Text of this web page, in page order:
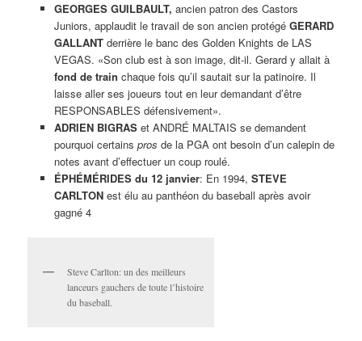
GEORGES GUILBAULT, ancien patron des Castors
Juniors, applaudit le travail de son ancien protégé GERARD
GALLANTderrière le banc des Golden Knights de LAS
VEGAS. «Son club est à son image, dit-il. Gerard y allait à
fond de train chaque fois qu’il sautait sur la patinoire. Il
laisse aller ses joueurs tout en leur demandant d’être
RESPONSABLES défensivement».
ADRIEN BIGRAS et ANDRÉ MALTAIS se demandent
pourquoi certains pros de la PGA ont besoin d’un calepin de
notes avant d’effectuer un coup roulé.
ÉPHÉMÉRIDES du 12 janvier: En 1994, STEVE
CARLTONest élu au panthéon du baseball après avoir
gagné 4
Steve Carlton: un des meilleurs
lanceurs gauchers de toute l’histoire
du baseball.